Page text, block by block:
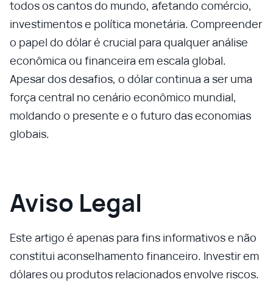
todos os cantos do mundo, afetando comércio,
investimentos e política monetária. Compreender
o papel do dólar é crucial para qualquer análise
econômica ou financeira em escala global.
Apesar dos desafios, o dólar continua a ser uma
força central no cenário econômico mundial,
moldando o presente e o futuro das economias
globais.
Aviso Legal
Este artigo é apenas para fins informativos e não
constitui aconselhamento financeiro. Investir em
dólares ou produtos relacionados envolve riscos.